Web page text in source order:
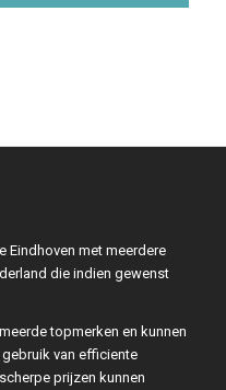
Eindhoven met meerdere
die indien gewenst
topmerken en kunnen
van efficiente
prijzen kunnen